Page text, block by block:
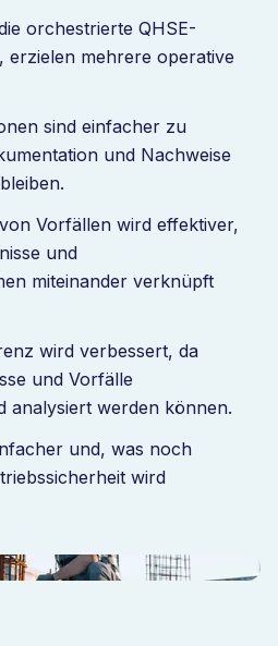
Sicherheitsprobleme
erkennen und
schneller umzusetzen.
stärken die
und gewinnen klarere
orchestrierte QHSE-
erzielen mehrere operative
sind einfacher zu
und Nachweise
Vorfällen wird effektiver,
und
miteinander verknüpft
wird verbessert, da
und Vorfälle
analysiert werden können.
und, was noch
wird